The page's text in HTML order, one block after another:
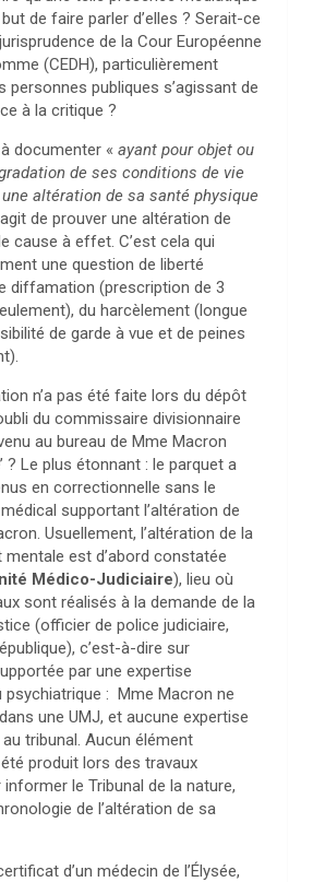
de faire parler d’elles ? Serait-ce
de la Cour Européenne
(CEDH), particulièrement
personnes publiques s’agissant de
à la critique ?
documenter « ayant pour objet ou
de ses conditions de vie
altération de sa santé physique
de prouver une altération de
cause à effet. C’est cela qui
une question de liberté
diffamation (prescription de 3
du harcèlement (longue
de garde à vue et de peines
n’a pas été faite lors du dépôt
du commissaire divisionnaire
au bureau de Mme Macron
? Le plus étonnant : le parquet a
en correctionnelle sans le
supportant l’altération de
Usuellement, l’altération de la
mentale est d’abord constatée
Médico-Judiciaire), lieu où
sont réalisés à la demande de la
(officier de police judiciaire,
c’est-à-dire sur
par une expertise
: Mme Macron ne
une UMJ, et aucune expertise
au tribunal. Aucun élément
produit lors des travaux
le Tribunal de la nature,
de l’altération de sa
d’un médecin de l’Élysée,